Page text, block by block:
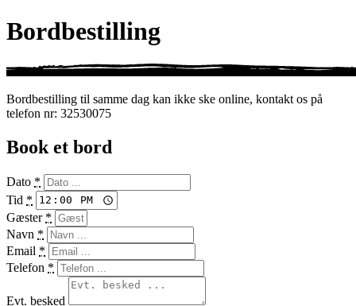
Bordbestilling
Bordbestilling til samme dag kan ikke ske online, kontakt os på
telefon nr: 32530075
Book et bord
Dato *
Tid *
Gæster *
Navn *
Email *
Telefon *
Evt. besked